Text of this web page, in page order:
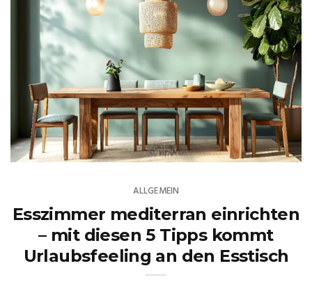
ALLGEMEIN
Esszimmer mediterran einrichten
– mit diesen 5 Tipps kommt
Urlaubsfeeling an den Esstisch